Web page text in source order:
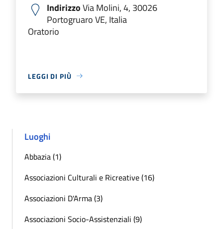
IndirizzoVia Molini, 4, 30026
Portogruaro VE, Italia
Oratorio
LEGGI DI PIÙ
Luoghi
Abbazia (1)
Associazioni Culturali e Ricreative (16)
Associazioni D'Arma (3)
Associazioni Socio-Assistenziali (9)